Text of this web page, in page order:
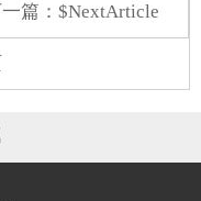
篇：$NextArticle